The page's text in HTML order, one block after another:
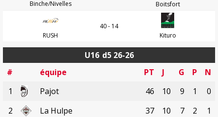
Binche/Nivelles
Boitsfort
RUSH
40 - 14
Kituro
U16 d5 26-26
#
équipe PT J G P
N
1
Pajot 46 10 9 1
0
2
La Hulpe 37 10 7 2
1